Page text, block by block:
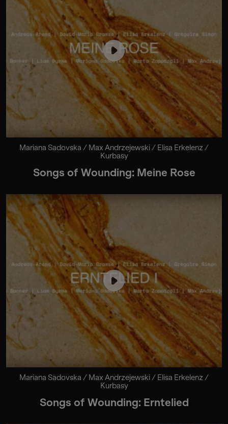
Mariana Sadovska / Max Andrzejewski / Elisa Erkelenz /
Kurbasy
Songs of Wounding: Meine Rose
Mariana Sadovska / Max Andrzejewski / Elisa Erkelenz /
Kurbasy
Songs of Wounding: Erntelied